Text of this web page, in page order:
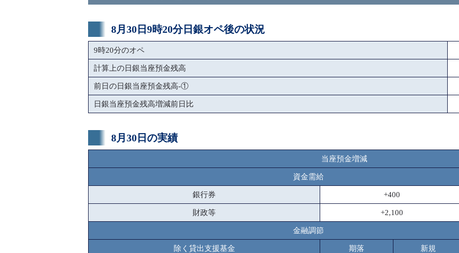
8月30日9時20分日銀オペ後の状況
9時20分のオペ
計算上の日銀当座預金残高
前日の日銀当座預金残高-①
日銀当座預金残高増減前日比
8月30日の実績
当座預金増減
資金需給
銀行券 +400
財政等 +2,100
金融調節
除く貸出支援基金 期落 新規